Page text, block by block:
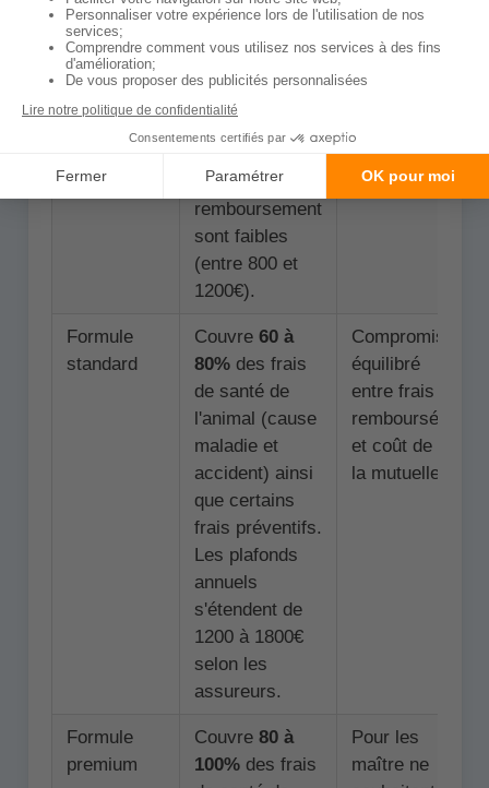
après un
accident
(maladies pas
ou peu
remboursées).
annuels de
remboursement
sont faibles
(entre 800 et
1200€).
se prémunir
des
imprévus
Formule
standard
Couvre 60 à
80%des frais
de santé de
l'animal (cause
maladie et
accident) ainsi
que certains
frais préventifs.
Les plafonds
annuels
s'étendent de
1200 à 1800€
selon les
assureurs.
Compromis
équilibré
entre frais
remboursés
et coût de
la mutuelle.
Formule
premium
Couvre 80 à
100%des frais
Pour les
maître ne